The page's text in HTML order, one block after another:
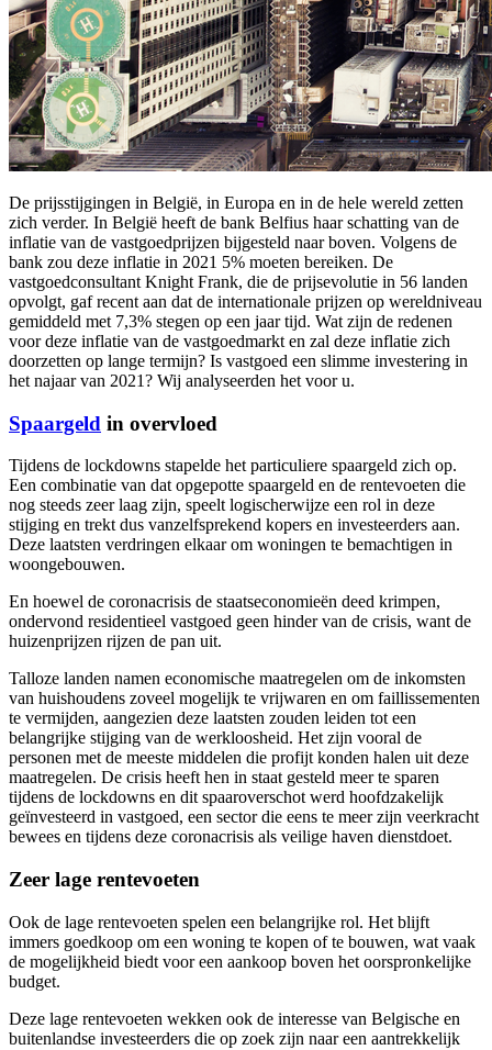
De prijsstijgingen in België, in Europa en in de hele wereld zetten
zich verder. In België heeft de bank Belfius haar schatting van de
inflatie van de vastgoedprijzen bijgesteld naar boven. Volgens de
bank zou deze inflatie in 2021 5% moeten bereiken. De
vastgoedconsultant Knight Frank, die de prijsevolutie in 56 landen
opvolgt, gaf recent aan dat de internationale prijzen op wereldniveau
gemiddeld met 7,3% stegen op een jaar tijd. Wat zijn de redenen
voor deze inflatie van de vastgoedmarkt en zal deze inflatie zich
doorzetten op lange termijn? Is vastgoed een slimme investering in
het najaar van 2021? Wij analyseerden het voor u.
Spaargeld in overvloed
Tijdens de lockdowns stapelde het particuliere spaargeld zich op.
Een combinatie van dat opgepotte spaargeld en de rentevoeten die
nog steeds zeer laag zijn, speelt logischerwijze een rol in deze
stijging en trekt dus vanzelfsprekend kopers en investeerders aan.
Deze laatsten verdringen elkaar om woningen te bemachtigen in
woongebouwen.
En hoewel de coronacrisis de staatseconomieën deed krimpen,
ondervond residentieel vastgoed geen hinder van de crisis, want de
huizenprijzen rijzen de pan uit.
Talloze landen namen economische maatregelen om de inkomsten
van huishoudens zoveel mogelijk te vrijwaren en om faillissementen
te vermijden, aangezien deze laatsten zouden leiden tot een
belangrijke stijging van de werkloosheid. Het zijn vooral de
personen met de meeste middelen die profijt konden halen uit deze
maatregelen. De crisis heeft hen in staat gesteld meer te sparen
tijdens de lockdowns en dit spaaroverschot werd hoofdzakelijk
geïnvesteerd in vastgoed, een sector die eens te meer zijn veerkracht
bewees en tijdens deze coronacrisis als veilige haven dienstdoet.
Zeer lage rentevoeten
Ook de lage rentevoeten spelen een belangrijke rol. Het blijft
immers goedkoop om een woning te kopen of te bouwen, wat vaak
de mogelijkheid biedt voor een aankoop boven het oorspronkelijke
budget.
Deze lage rentevoeten wekken ook de interesse van Belgische en
buitenlandse investeerders die op zoek zijn naar een aantrekkelijk